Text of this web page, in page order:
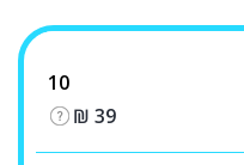
10
₪ 39